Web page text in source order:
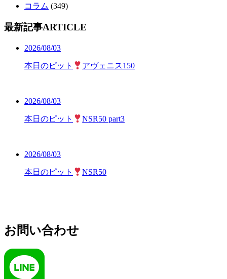
コラム (349)
最新記事ARTICLE
2026/08/03
本日のピット アヴェニス150
2026/08/03
本日のピット NSR50 part3
2026/08/03
本日のピット NSR50
お問い合わせ